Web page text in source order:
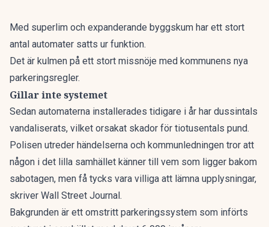
Med superlim och expanderande byggskum har ett stort
antal automater satts ur funktion.
Det är kulmen på ett stort missnöje med kommunens nya
parkeringsregler.
Gillar inte systemet
Sedan automaterna installerades tidigare i år har dussintals
vandaliserats, vilket orsakat skador för tiotusentals pund.
Polisen utreder händelserna och kommunledningen tror att
någon i det lilla samhället känner till vem som ligger bakom
sabotagen, men få tycks vara villiga att lämna upplysningar,
skriver Wall Street Journal.
Bakgrunden är ett omstritt parkeringssystem som införts